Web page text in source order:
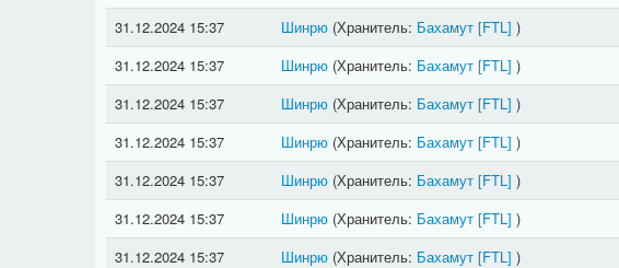
31.12.2024 15:37
Шинрю(Хранитель: Бахамут [FTL] )
31.12.2024 15:37
Шинрю(Хранитель: Бахамут [FTL] )
31.12.2024 15:37
Шинрю(Хранитель: Бахамут [FTL] )
31.12.2024 15:37
Шинрю(Хранитель: Бахамут [FTL] )
31.12.2024 15:37
Шинрю(Хранитель: Бахамут [FTL] )
31.12.2024 15:37
Шинрю(Хранитель: Бахамут [FTL] )
31.12.2024 15:37
Шинрю(Хранитель: Бахамут [FTL] )